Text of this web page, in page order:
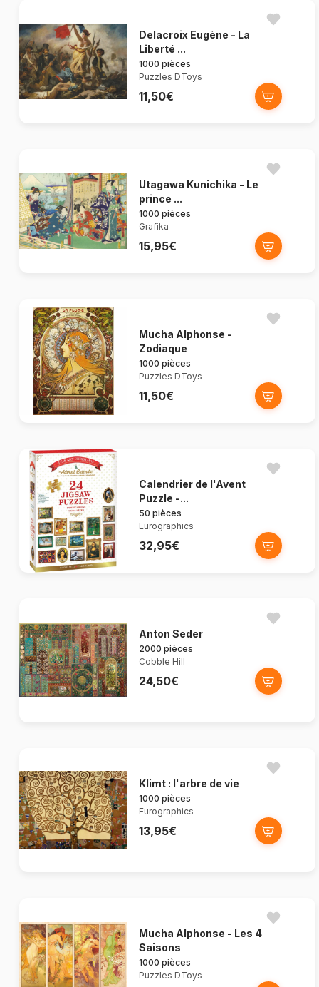
Delacroix Eugène - La
Liberté ...
1000 pièces
Puzzles DToys
11,50€
Utagawa Kunichika - Le
prince ...
1000 pièces
Grafika
15,95€
Mucha Alphonse -
Zodiaque
1000 pièces
Puzzles DToys
11,50€
Calendrier de l'Avent
Puzzle -...
50 pièces
Eurographics
32,95€
Anton Seder
2000 pièces
Cobble Hill
24,50€
Klimt : l'arbre de vie
1000 pièces
Eurographics
13,95€
Mucha Alphonse - Les 4
Saisons
1000 pièces
Puzzles DToys